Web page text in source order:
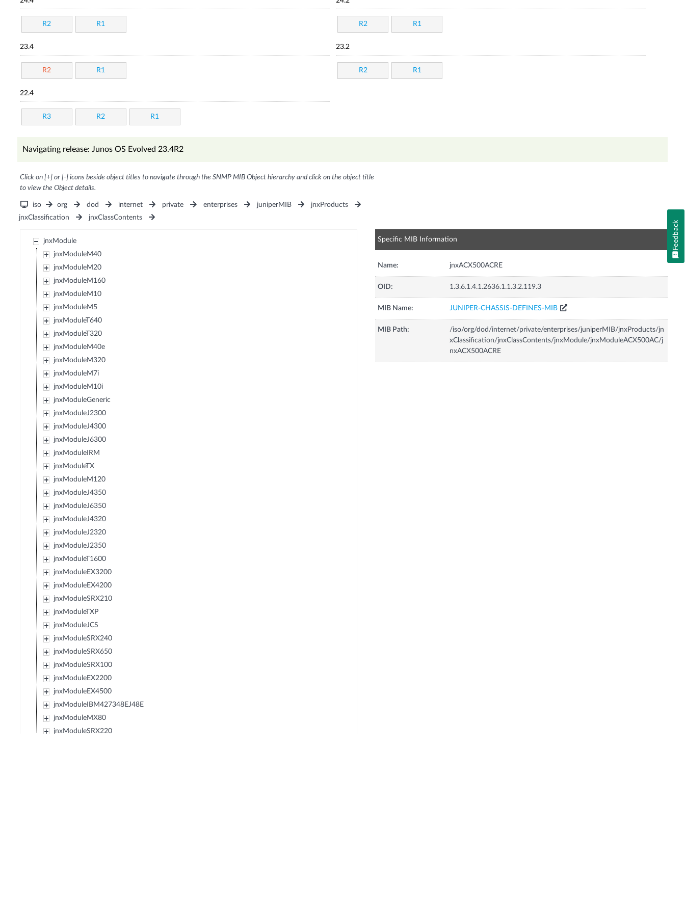
R2 R1 R2 R1
23.4
R2 R1
23.2
R2 R1
22.4
R3 R2 R1
Navigating release: Junos OS Evolved 23.4R2
Click on [+] or [-] icons beside object titles to navigate through the SNMP MIB Object hierarchy and click on the object title
to view the Object details.
iso org dod internet private enterprises juniperMIB
jnxProducts
jnxClassification
jnxClassContents
jnxModule
jnxModuleM40
jnxModuleM20
jnxModuleM160
jnxModuleM10
jnxModuleM5
jnxModuleT640
jnxModuleT320
jnxModuleM40e
jnxModuleM320
jnxModuleM7i
jnxModuleM10i
jnxModuleGeneric
jnxModuleJ2300
jnxModuleJ4300
jnxModuleJ6300
jnxModuleIRM
jnxModuleTX
jnxModuleM120
jnxModuleJ4350
jnxModuleJ6350
jnxModuleJ4320
jnxModuleJ2320
jnxModuleJ2350
jnxModuleT1600
jnxModuleEX3200
jnxModuleEX4200
jnxModuleSRX210
jnxModuleTXP
jnxModuleJCS
jnxModuleSRX240
jnxModuleSRX650
jnxModuleSRX100
jnxModuleEX2200
jnxModuleEX4500
jnxModuleIBM427348EJ48E
jnxModuleMX80
jnxModuleSRX220
Specific MIB Information
Name: jnxACX500ACRE
OID: 1.3.6.1.4.1.2636.1.1.3.2.119.3
MIB Name: JUNIPER-CHASSIS-DEFINES-MIB
MIB Path:
/iso/org/dod/internet/private/enterprises/juniperMIB/jnxProducts/jn
xClassification/jnxClassContents/jnxModule/jnxModuleACX500AC/j
nxACX500ACRE
Feedback